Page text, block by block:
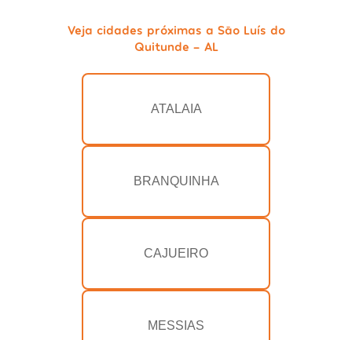
Veja cidades próximas a São Luís do
Quitunde - AL
ATALAIA
BRANQUINHA
CAJUEIRO
MESSIAS